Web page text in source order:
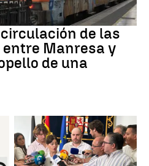
de las
entre Manresa y
de una